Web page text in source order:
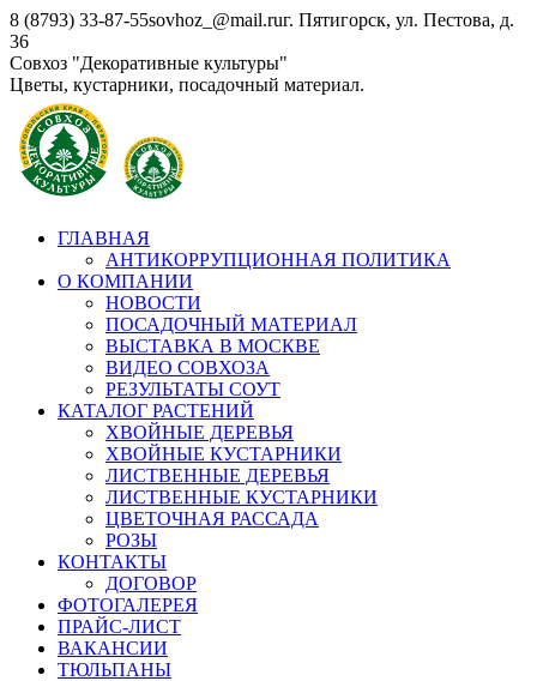
Перейти
к
содержанию
8 (8793) 33-87-55sovhoz_@mail.ruг. Пятигорск, ул. Пестова, д.
36
Совхоз "Декоративные культуры"
Цветы, кустарники, посадочный материал.
ГЛАВНАЯ
АНТИКОРРУПЦИОННАЯ ПОЛИТИКА
О КОМПАНИИ
НОВОСТИ
ПОСАДОЧНЫЙ МАТЕРИАЛ
ВЫСТАВКА В МОСКВЕ
ВИДЕО СОВХОЗА
РЕЗУЛЬТАТЫ СОУТ
КАТАЛОГ РАСТЕНИЙ
ХВОЙНЫЕ ДЕРЕВЬЯ
ХВОЙНЫЕ КУСТАРНИКИ
ЛИСТВЕННЫЕ ДЕРЕВЬЯ
ЛИСТВЕННЫЕ КУСТАРНИКИ
ЦВЕТОЧНАЯ РАССАДА
РОЗЫ
КОНТАКТЫ
ДОГОВОР
ФОТОГАЛЕРЕЯ
ПРАЙС-ЛИСТ
ВАКАНСИИ
ТЮЛЬПАНЫ